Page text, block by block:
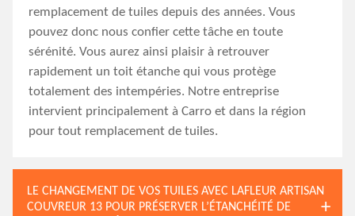
remplacement de tuiles depuis des années. Vous
pouvez donc nous confier cette tâche en toute
sérénité. Vous aurez ainsi plaisir à retrouver
rapidement un toit étanche qui vous protège
totalement des intempéries. Notre entreprise
intervient principalement à Carro et dans la région
pour tout remplacement de tuiles.
LE CHANGEMENT DE VOS TUILES AVEC LAFLEUR ARTISAN
COUVREUR 13 POUR PRÉSERVER L’ÉTANCHÉITÉ DE